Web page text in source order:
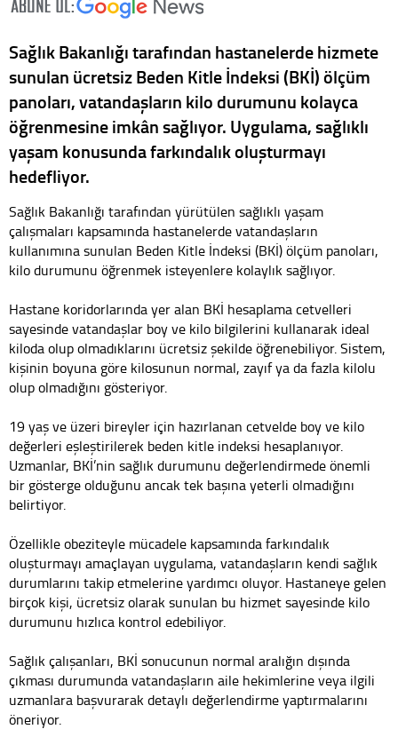
Sağlık Bakanlığı tarafından hastanelerde hizmete
sunulan ücretsiz Beden Kitle İndeksi (BKİ) ölçüm
panoları, vatandaşların kilo durumunu kolayca
öğrenmesine imkân sağlıyor. Uygulama, sağlıklı
yaşam konusunda farkındalık oluşturmayı
hedefliyor.
Sağlık Bakanlığı tarafından yürütülen sağlıklı yaşam
çalışmaları kapsamında hastanelerde vatandaşların
kullanımına sunulan Beden Kitle İndeksi (BKİ) ölçüm panoları,
kilo durumunu öğrenmek isteyenlere kolaylık sağlıyor.
Hastane koridorlarında yer alan BKİ hesaplama cetvelleri
sayesinde vatandaşlar boy ve kilo bilgilerini kullanarak ideal
kiloda olup olmadıklarını ücretsiz şekilde öğrenebiliyor. Sistem,
kişinin boyuna göre kilosunun normal, zayıf ya da fazla kilolu
olup olmadığını gösteriyor.
19 yaş ve üzeri bireyler için hazırlanan cetvelde boy ve kilo
değerleri eşleştirilerek beden kitle indeksi hesaplanıyor.
Uzmanlar, BKİ’nin sağlık durumunu değerlendirmede önemli
bir gösterge olduğunu ancak tek başına yeterli olmadığını
belirtiyor.
Özellikle obeziteyle mücadele kapsamında farkındalık
oluşturmayı amaçlayan uygulama, vatandaşların kendi sağlık
durumlarını takip etmelerine yardımcı oluyor. Hastaneye gelen
birçok kişi, ücretsiz olarak sunulan bu hizmet sayesinde kilo
durumunu hızlıca kontrol edebiliyor.
Sağlık çalışanları, BKİ sonucunun normal aralığın dışında
çıkması durumunda vatandaşların aile hekimlerine veya ilgili
uzmanlara başvurarak detaylı değerlendirme yaptırmalarını
öneriyor.